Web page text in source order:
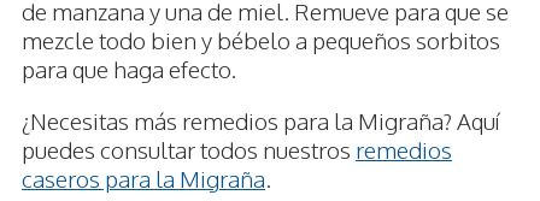
de manzana y una de miel. Remueve para que se
mezcle todo bien y bébelo a pequeños sorbitos
para que haga efecto.
¿Necesitas más remedios para la Migraña? Aquí
puedes consultar todos nuestros remedios
caseros para la Migraña